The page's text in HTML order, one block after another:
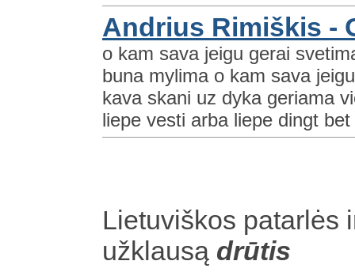
Andrius Rimiškis -
o kam sava jeigu gerai
buna mylima o kam sava
kava skani uz dyka geriama
liepe vesti arba liepe dingt
Lietuviškos patarlės
užklausą drūtis